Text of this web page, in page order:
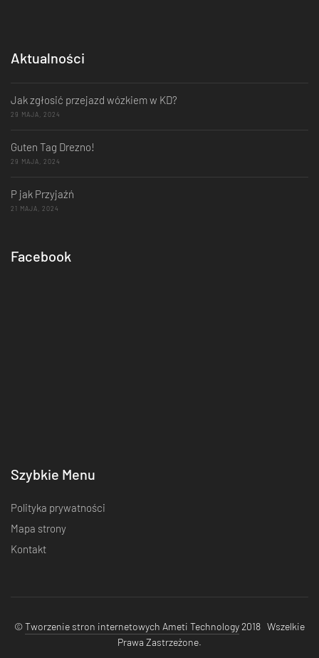
Aktualności
Jak zgłosić przejazd wózkiem w KD?
29 MAJA, 2024
Guten Tag Drezno!
29 MAJA, 2024
P jak Przyjaźń
21 MAJA, 2024
Facebook
Szybkie Menu
Polityka prywatności
Mapa strony
Kontakt
©Tworzenie stron internetowych Ameti Technology 2018 Wszelkie
Prawa Zastrzeżone.